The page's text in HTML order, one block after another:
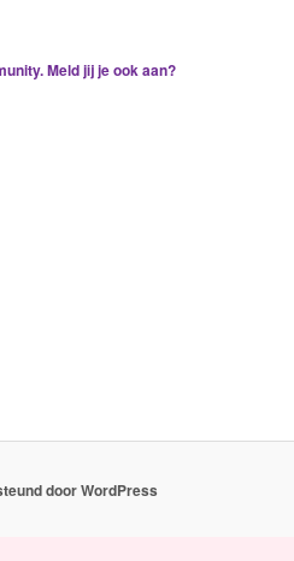
door WordPress